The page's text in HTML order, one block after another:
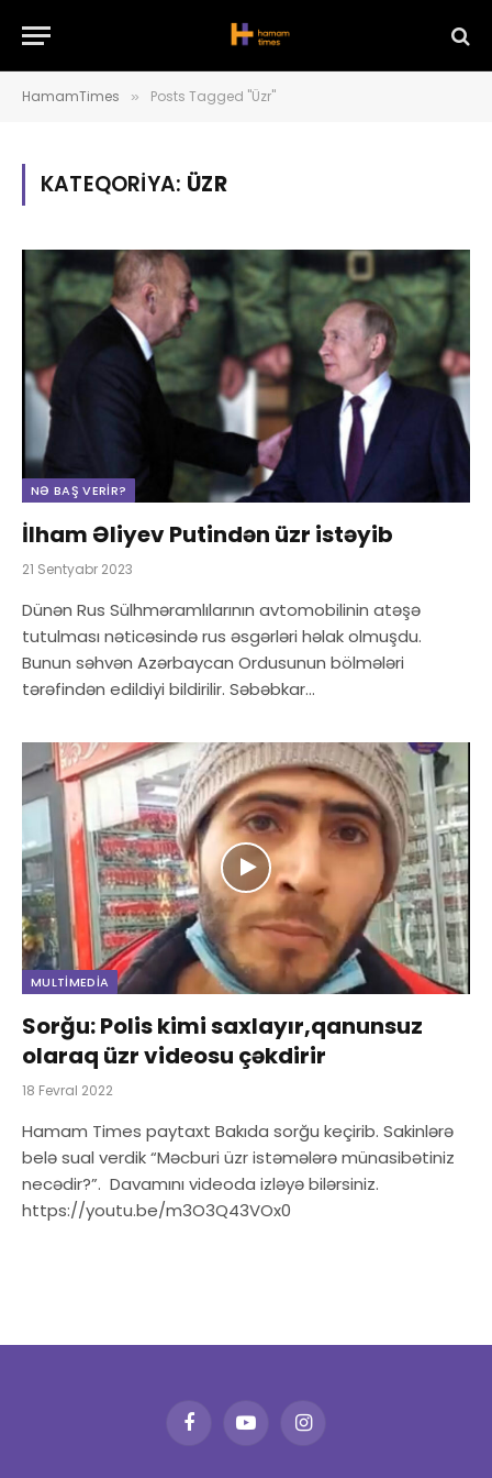
HamamTimes » Posts Tagged "Üzr"
KATEQORIYA: ÜZR
NƏ BAŞ VERIR?
İlham Əliyev Putindən üzr istəyib
21 Sentyabr 2023
Dünən Rus Sülhməramlılarının avtomobilinin atəşə
tutulması nəticəsində rus əsgərləri həlak olmuşdu.
Bunun səhvən Azərbaycan Ordusunun bölmələri
tərəfindən edildiyi bildirilir. Səbəbkar…
MULTIMEDIA
Sorğu: Polis kimi saxlayır,qanunsuz
olaraq üzr videosu çəkdirir
18 Fevral 2022
Hamam Times paytaxt Bakıda sorğu keçirib. Sakinlərə
belə sual verdik “Məcburi üzr istəmələrə münasibətiniz
necədir?”. Davamını videoda izləyə bilərsiniz.
https://youtu.be/m3O3Q43VOx0
FacebookYouTubeInstagram